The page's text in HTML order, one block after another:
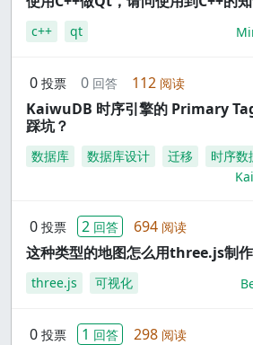
c++ qt
0 投票 0 回答 112 阅读
KaiwuDB 时序引擎的 Primary
踩坑？
数据库 数据库设计 迁移 时序数
0 投票 2 回答 694 阅读
这种类型的地图怎么用three.js制
three.js 可视化
0 投票 1 回答 298 阅读